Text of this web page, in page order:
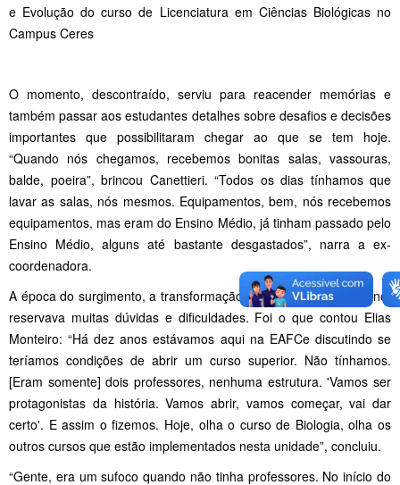
e Evolução do curso de Licenciatura em Ciências Biológicas no
Campus Ceres
O momento, descontraído, serviu para reacender memórias e
também passar aos estudantes detalhes sobre desafios e decisões
importantes que possibilitaram chegar ao que se tem hoje.
“Quando nós chegamos, recebemos bonitas salas, vassouras,
balde, poeira”, brincou Canettieri. “Todos os dias tínhamos que
lavar as salas, nós mesmos. Equipamentos, bem, nós recebemos
equipamentos, mas eram do Ensino Médio, já tinham passado pelo
Ensino Médio, alguns até bastante desgastados”, narra a ex-
coordenadora.
A época do surgimento, a transformação da EAFCe em IF Goiano,
reservava muitas dúvidas e dificuldades. Foi o que contou Elias
Monteiro: “Há dez anos estávamos aqui na EAFCe discutindo se
teríamos condições de abrir um curso superior. Não tínhamos.
[Eram somente] dois professores, nenhuma estrutura. 'Vamos ser
protagonistas da história. Vamos abrir, vamos começar, vai dar
certo'. E assim o fizemos. Hoje, olha o curso de Biologia, olha os
outros cursos que estão implementados nesta unidade”, concluiu.
“Gente, era um sufoco quando não tinha professores. No início do